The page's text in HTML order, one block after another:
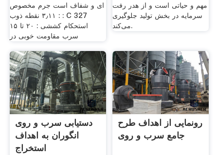
ای و شفاف است جرم مخصوص
: ۳٫۱۱ نقطه ذوب : C 327
استحکام کششی : ۲۰ تا ۱۵
سرب مقاومت خوبی در
مهم و حیاتی است و از هدر رفت
سرمایه در بخش تولید جلوگیری
می‌کند.
دستیابی سرب و روی
انگوران به اهداف
استخراج
رونمایی از اهداف طرح
جامع سرب و روی